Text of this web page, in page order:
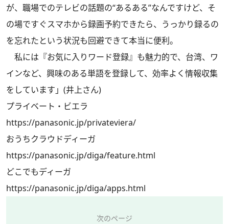
が、職場でのテレビの話題の“あるある”なんですけど、そ
の場ですぐスマホから録画予約できたら、うっかり録るの
を忘れたという状況も回避できて本当に便利。
私には『お気に入りワード登録』も魅力的で、台湾、ワ
インなど、興味のある単語を登録して、効率よく情報収集
をしています」(井上さん)
プライベート・ビエラ
https://panasonic.jp/privateviera/
おうちクラウドディーガ
https://panasonic.jp/diga/feature.html
どこでもディーガ
https://panasonic.jp/diga/apps.html
次のページ